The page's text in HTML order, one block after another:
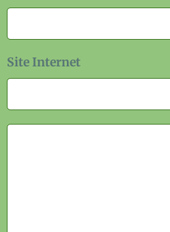
Site Internet